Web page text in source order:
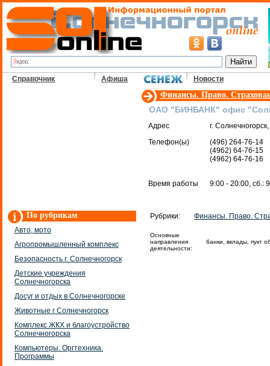
Справочник Афиша Новости
По рубрикам
Авто, мото
Агропромышленный комплекс
Безопасность г. Солнечногорск
Детские учреждения
Солнечногорска
Досуг и отдых в Солнечногорске
Животные г Солнечногорск
Комплекс ЖКХ и благоустройство
Солнечногорска
Компьютеры. Оргтехника.
Программы
Финансы. Право.
ОАО "БИНБАНК" офис
Адрес
г.
Телефон(ы)
(496) 264-76-14
(4962) 64-76-15
(4962) 64-76-16
Время работы 9:00 - 20:00, сб.:
Рубрики: Финансы. Право.
Основные
направления
деятельности:
банки, вклады, пукт